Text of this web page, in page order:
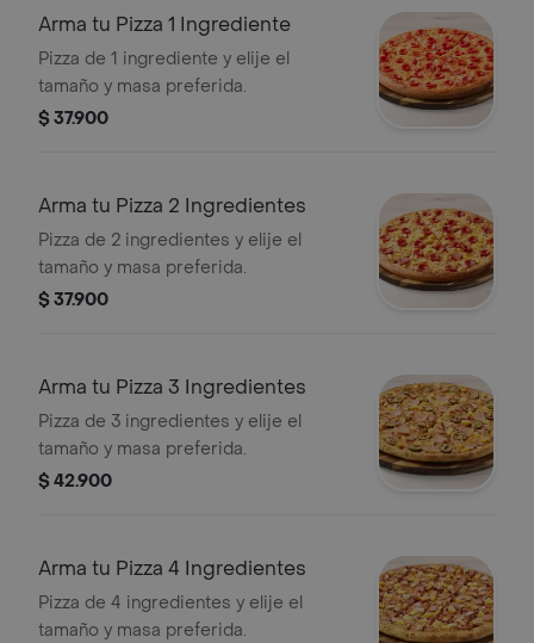
Arma tu Pizza 1 Ingrediente
Pizza de 1 ingrediente y elije el
tamaño y masa preferida.
$ 37.900
Arma tu Pizza 2 Ingredientes
Pizza de 2 ingredientes y elije el
tamaño y masa preferida.
$ 37.900
Arma tu Pizza 3 Ingredientes
Pizza de 3 ingredientes y elije el
tamaño y masa preferida.
$ 42.900
Arma tu Pizza 4 Ingredientes
Pizza de 4 ingredientes y elije el
tamaño y masa preferida.